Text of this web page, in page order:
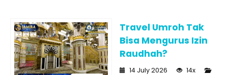
Travel Umroh Tak
Bisa Mengurus Izin
Raudhah?
14 July 2026
14x